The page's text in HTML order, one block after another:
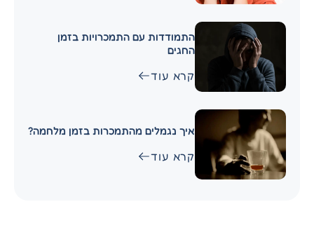
התמודדות עם התמכרויות בזמן
החגים
קרא עוד
איך נגמלים מהתמכרות בזמן מלחמה?
קרא עוד